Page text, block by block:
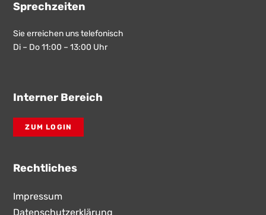
Sprechzeiten
Sie erreichen uns telefonisch
Di – Do 11:00 – 13:00 Uhr
Interner Bereich
ZUM LOGIN
Rechtliches
Impressum
Datenschutzerklärung